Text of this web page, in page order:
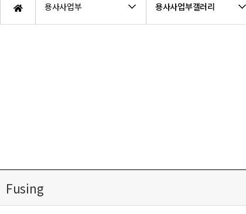
용사사업부 용사사업부갤러리
Fusing